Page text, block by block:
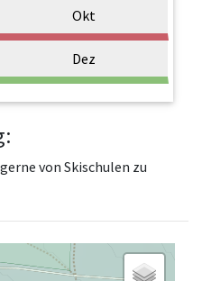
Okt
Dez
von Skischulen zu